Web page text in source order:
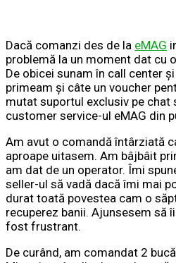
Dacă comanzi des de la eMAG
problemă la un moment dat cu
De obicei sunam în call center
primeam și câte un voucher
mutat suportul exclusiv pe
customer service-ul eMAG din
Am avut o comandă întârziată
aproape uitasem. Am bâjbâit
am dat de un operator. Îmi
seller-ul să vadă dacă îmi mai
durat toată povestea cam o
recuperez banii. Ajunsesem să
fost frustrant.
De curând, am comandat 2